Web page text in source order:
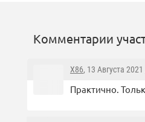
Комментарии
X86, 13 Августа 2021
Практично.